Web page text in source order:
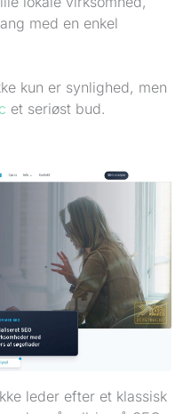
med en enkel
kun er synlighed, men
et seriøst bud.
leder efter et klassisk